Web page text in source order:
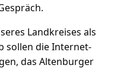
Landkreises als
sollen die Internet-
das Altenburger